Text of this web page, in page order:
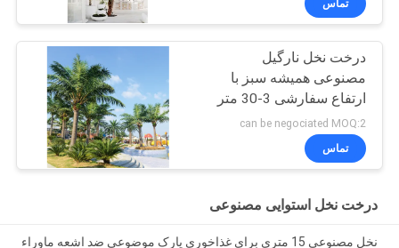
تماس
درخت نخل نارگیل
مصنوعی همیشه سبز با
ارتفاع سفارشی 3-30 متر
برای رویدادهای خارج از
منزل
can be negociated MOQ:2
تماس
درخت نخل استوایی مصنوعی
نخل مصنوعی 15 متری برای غذاخوری پارک موضوعی ضد اشعه ماوراء